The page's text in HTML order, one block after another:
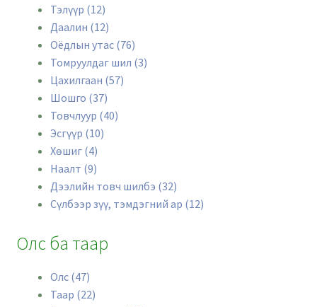
Тэлүүр (12)
Даалин (12)
Оёдлын утас (76)
Томруулдаг шил (3)
Цахилгаан (57)
Шошго (37)
Товчлуур (40)
Эсгүүр (10)
Хөшиг (4)
Наалт (9)
Дээлийн товч шилбэ (32)
Сүлбээр зүү, тэмдэгний ар (12)
Олс ба таар
Олс (47)
Таар (22)